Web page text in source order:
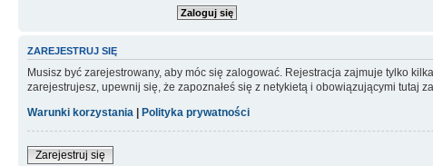
ZAREJESTRUJ SIĘ
Musisz być zarejestrowany, aby móc się zalogować. Rejestracja zajmuje tylko
zarejestrujesz, upewnij się, że zapoznałeś się z netykietą i obowiązującymi tutaj
Warunki korzystania | Polityka prywatności
Zarejestruj się